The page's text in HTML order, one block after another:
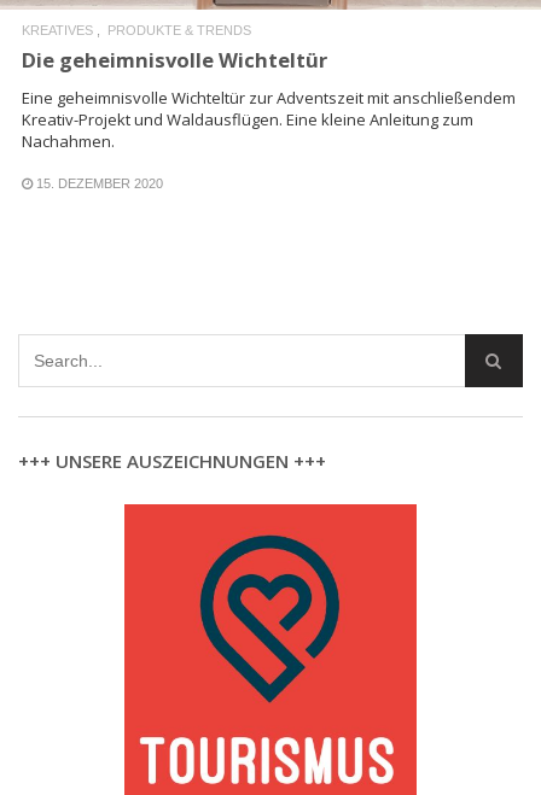
KREATIVES PRODUKTE & TRENDS
Die geheimnisvolle Wichteltür
Eine geheimnisvolle Wichteltür zur Adventszeit mit anschließendem
Kreativ-Projekt und Waldausflügen. Eine kleine Anleitung zum
Nachahmen.
15. DEZEMBER 2020
+++ UNSERE AUSZEICHNUNGEN +++